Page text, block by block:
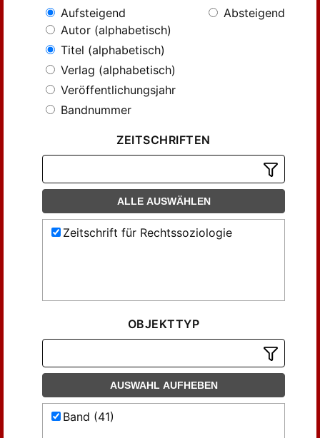
Aufsteigend
Absteigend
Autor (alphabetisch)
Titel (alphabetisch)
Verlag (alphabetisch)
Veröffentlichungsjahr
Bandnummer
ZEITSCHRIFTEN
ALLE AUSWÄHLEN
Zeitschrift für Rechtssoziologie
OBJEKTTYP
AUSWAHL AUFHEBEN
Band (41)